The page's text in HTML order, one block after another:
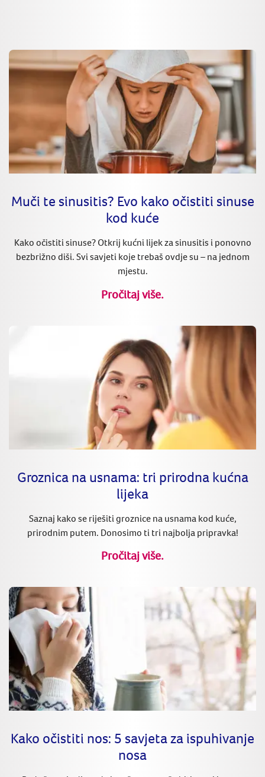
Muči te sinusitis? Evo kako očistiti sinuse
kod kuće
Kako očistiti sinuse? Otkrij kućni lijek za sinusitis i ponovno
bezbrižno diši. Svi savjeti koje trebaš ovdje su – na jednom
mjestu.
Pročitaj više.
Groznica na usnama: tri prirodna kućna
lijeka
Saznaj kako se riješiti groznice na usnama kod kuće,
prirodnim putem. Donosimo ti tri najbolja pripravka!
Pročitaj više.
Kako očistiti nos: 5 savjeta za ispuhivanje
nosa